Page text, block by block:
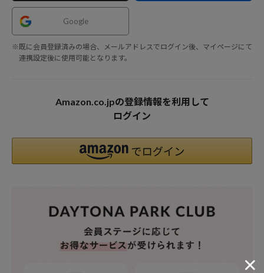
Google
※既に会員登録済みの場合、メールアドレスでログイン後、マイページにて
連携設定後に使用可能となります。
Amazon.co.jpの登録情報を利用して
ログイン